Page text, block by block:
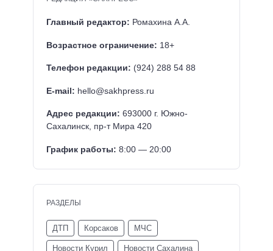
Главный редактор: Ромахина А.А.
Возрастное ограничение: 18+
Телефон редакции: (924) 288 54 88
E-mail: hello@sakhpress.ru
Адрес редакции: 693000 г. Южно-
Сахалинск, пр-т Мира 420
График работы: 8:00 — 20:00
РАЗДЕЛЫ
ДТП Корсаков МЧС
Новости Курил Новости Сахалина